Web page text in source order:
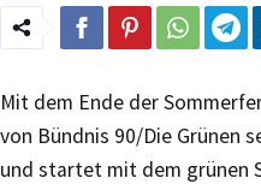
Mit dem Ende der
von Bündnis 90/Die Grünen
und startet mit dem grünen